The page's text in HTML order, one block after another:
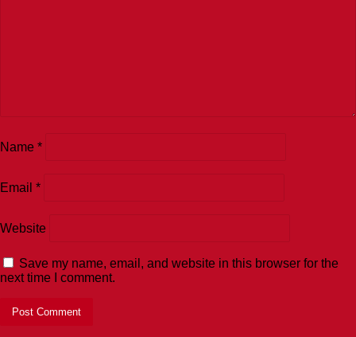
Name *
Email *
Website
Save my name, email, and website in this browser for the
next time I comment.